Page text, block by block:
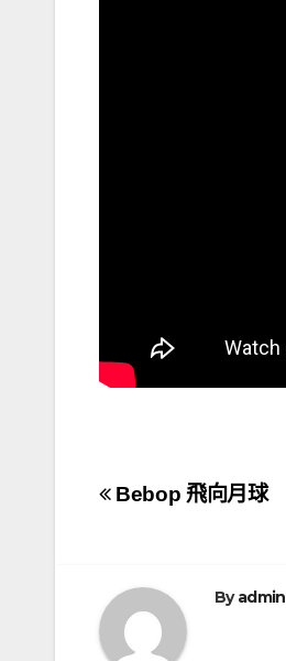
文
導
覽
Bebop 飛向月球
Byadmin